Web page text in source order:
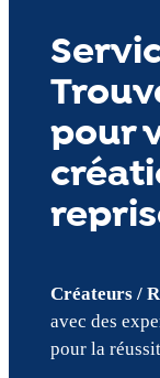
pour
Créateurs /
avec des
pour la